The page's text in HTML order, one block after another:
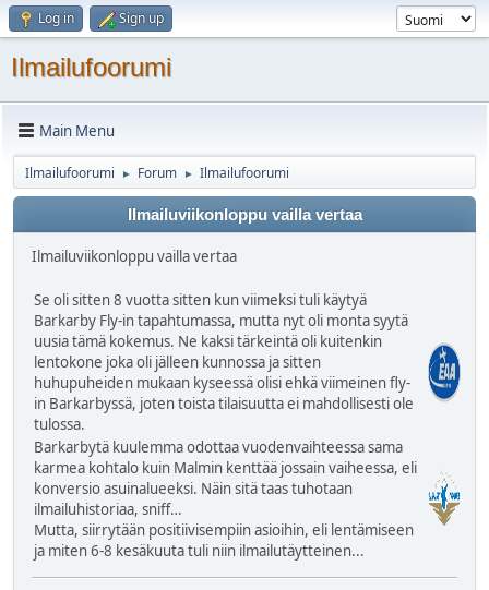
Log in Sign up
Ilmailufoorumi
Main Menu
Ilmailufoorumi ► Forum ► Ilmailufoorumi
Ilmailuviikonloppu vailla vertaa
Ilmailuviikonloppu vailla vertaa
Se oli sitten 8 vuotta sitten kun viimeksi tuli käytyä
Barkarby Fly-in tapahtumassa, mutta nyt oli monta syytä
uusia tämä kokemus. Ne kaksi tärkeintä oli kuitenkin
lentokone joka oli jälleen kunnossa ja sitten
huhupuheiden mukaan kyseessä olisi ehkä viimeinen fly-
in Barkarbyssä, joten toista tilaisuutta ei mahdollisesti ole
tulossa.
Barkarbytä kuulemma odottaa vuodenvaihteessa sama
karmea kohtalo kuin Malmin kenttää jossain vaiheessa, eli
konversio asuinalueeksi. Näin sitä taas tuhotaan
ilmailuhistoriaa, sniff…
Mutta, siirrytään positiivisempiin asioihin, eli lentämiseen
ja miten 6-8 kesäkuuta tuli niin ilmailutäytteinen...